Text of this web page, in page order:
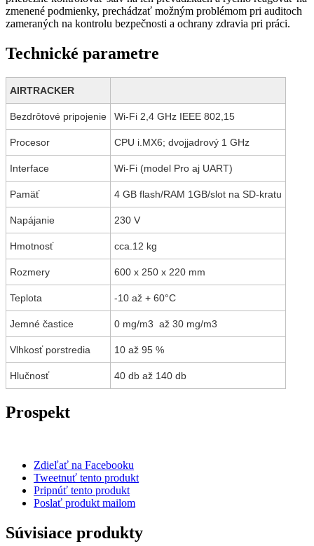
zmenené podmienky, prechádzať možným problémom pri auditoch
zameraných na kontrolu bezpečnosti a ochrany zdravia pri práci.
Technické parametre
AIRTRACKER
Bezdrôtové pripojenie Wi-Fi 2,4 GHz IEEE 802,15
Procesor CPU i.MX6; dvojjadrový 1 GHz
Interface Wi-Fi (model Pro aj UART)
Pamäť 4 GB flash/RAM 1GB/slot na SD-kratu
Napájanie 230 V
Hmotnosť cca.12 kg
Rozmery 600 x 250 x 220 mm
Teplota -10 až + 60°C
Jemné častice 0 mg/m3 až 30 mg/m3
Vlhkosť porstredia 10 až 95 %
Hlučnosť 40 db až 140 db
Prospekt
Zdieľať na Facebooku
Tweetnuť tento produkt
Pripnúť tento produkt
Poslať produkt mailom
Súvisiace produkty